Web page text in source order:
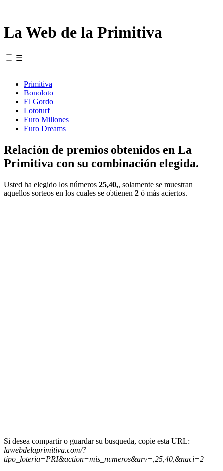
La Web de la Primitiva
☰
Primitiva
Bonoloto
El Gordo
Lototurf
Euro Millones
Euro Dreams
Relación de premios obtenidos en La
Primitiva con su combinación elegida.
Usted ha elegido los números 25,40,, solamente se muestran
aquellos sorteos en los cuales se obtienen 2 ó más aciertos.
Si desea compartir o guardar su busqueda, copie esta URL:
lawebdelaprimitiva.com/?
tipo_loteria=PRI&action=mis_numeros&arv=,25,40,&naci=2